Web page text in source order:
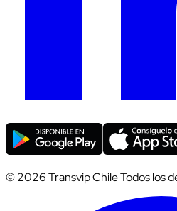
© 2026 Transvip Chile Todos los